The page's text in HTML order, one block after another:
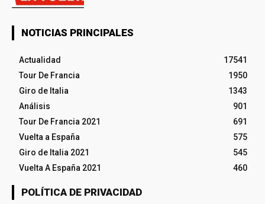
NOTICIAS PRINCIPALES
Actualidad
17541
Tour De Francia
1950
Giro de Italia
1343
Análisis
901
Tour De Francia 2021
691
Vuelta a España
575
Giro de Italia 2021
545
Vuelta A España 2021
460
POLÍTICA DE PRIVACIDAD